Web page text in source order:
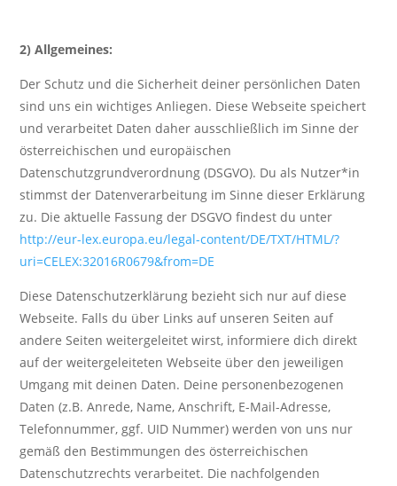
2) Allgemeines:
Der Schutz und die Sicherheit deiner persönlichen Daten
sind uns ein wichtiges Anliegen. Diese Webseite speichert
und verarbeitet Daten daher ausschließlich im Sinne der
österreichischen und europäischen
Datenschutzgrundverordnung (DSGVO). Du als Nutzer*in
stimmst der Datenverarbeitung im Sinne dieser Erklärung
zu. Die aktuelle Fassung der DSGVO findest du unter
http://eur-lex.europa.eu/legal-content/DE/TXT/HTML/?
uri=CELEX:32016R0679&from=DE
Diese Datenschutzerklärung bezieht sich nur auf diese
Webseite. Falls du über Links auf unseren Seiten auf
andere Seiten weitergeleitet wirst, informiere dich direkt
auf der weitergeleiteten Webseite über den jeweiligen
Umgang mit deinen Daten. Deine personenbezogenen
Daten (z.B. Anrede, Name, Anschrift, E-Mail-Adresse,
Telefonnummer, ggf. UID Nummer) werden von uns nur
gemäß den Bestimmungen des österreichischen
Datenschutzrechts verarbeitet. Die nachfolgenden